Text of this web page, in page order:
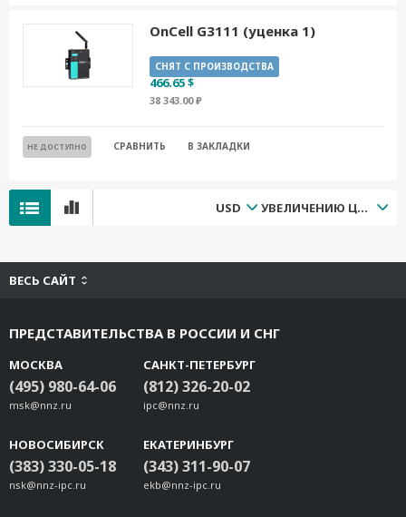
OnCell G3111 (уценка 1)
СНЯТ С ПРОИЗВОДСТВА
466.65 $
38 343.00 ₽
НЕ ДОСТУПНО СРАВНИТЬ В ЗАКЛАДКИ
USD УВЕЛИЧЕНИЮ ЦЕНЫ
ВЕСЬ САЙТ
ПРЕДСТАВИТЕЛЬСТВА В РОССИИ И СНГ
МОСКВА
(495) 980-64-06
msk@nnz.ru
САНКТ-ПЕТЕРБУРГ
(812) 326-20-02
ipc@nnz.ru
НОВОСИБИРСК
(383) 330-05-18
nsk@nnz-ipc.ru
ЕКАТЕРИНБУРГ
(343) 311-90-07
ekb@nnz-ipc.ru